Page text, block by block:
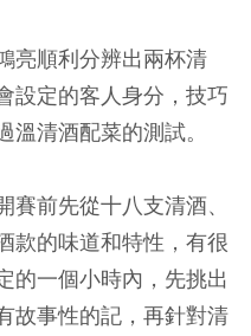
亮順利分辨出兩杯清
設定的客人身分，技巧
清酒配菜的測試。
前先從十八支清酒、
款的味道和特性，有很
的一個小時內，先挑出
故事性的記，再針對清